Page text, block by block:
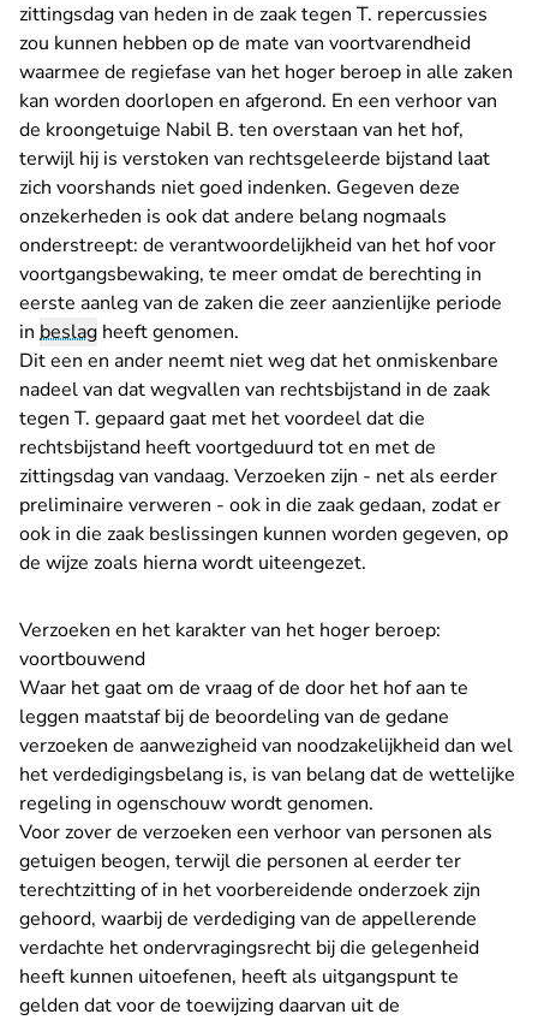
zittingsdag van heden in de zaak tegen T. repercussies
zou kunnen hebben op de mate van voortvarendheid
waarmee de regiefase van het hoger beroep in alle zaken
kan worden doorlopen en afgerond. En een verhoor van
de kroongetuige Nabil B. ten overstaan van het hof,
terwijl hij is verstoken van rechtsgeleerde bijstand laat
zich voorshands niet goed indenken. Gegeven deze
onzekerheden is ook dat andere belang nogmaals
onderstreept: de verantwoordelijkheid van het hof voor
voortgangsbewaking, te meer omdat de berechting in
eerste aanleg van de zaken die zeer aanzienlijke periode
in beslag heeft genomen.
Dit een en ander neemt niet weg dat het onmiskenbare
nadeel van dat wegvallen van rechtsbijstand in de zaak
tegen T. gepaard gaat met het voordeel dat die
rechtsbijstand heeft voortgeduurd tot en met de
zittingsdag van vandaag. Verzoeken zijn - net als eerder
preliminaire verweren - ook in die zaak gedaan, zodat er
ook in die zaak beslissingen kunnen worden gegeven, op
de wijze zoals hierna wordt uiteengezet.
Verzoeken en het karakter van het hoger beroep:
voortbouwend
Waar het gaat om de vraag of de door het hof aan te
leggen maatstaf bij de beoordeling van de gedane
verzoeken de aanwezigheid van noodzakelijkheid dan wel
het verdedigingsbelang is, is van belang dat de wettelijke
regeling in ogenschouw wordt genomen.
Voor zover de verzoeken een verhoor van personen als
getuigen beogen, terwijl die personen al eerder ter
terechtzitting of in het voorbereidende onderzoek zijn
gehoord, waarbij de verdediging van de appellerende
verdachte het ondervragingsrecht bij die gelegenheid
heeft kunnen uitoefenen, heeft als uitgangspunt te
gelden dat voor de toewijzing daarvan uit de